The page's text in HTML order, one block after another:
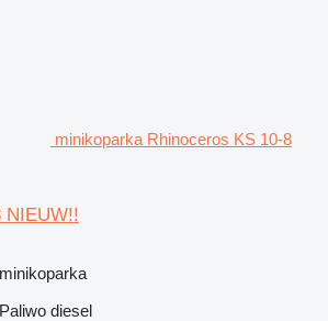
minikoparka Rhinoceros KS 10-8
NIEUW!!
Paliwo diesel